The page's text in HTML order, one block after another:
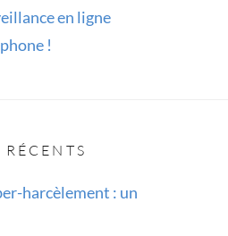
en ligne
!
harcèlement : un